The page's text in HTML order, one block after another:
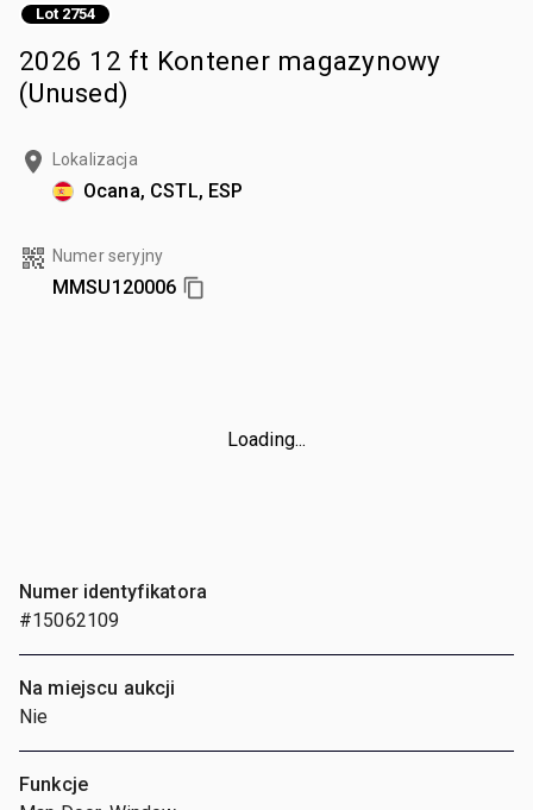
Lot 2754
2026 12 ft Kontener magazynowy
(Unused)
Lokalizacja
Ocana, CSTL, ESP
Numer seryjny
MMSU120006
Loading...
Numer identyfikatora
#15062109
Na miejscu aukcji
Nie
Funkcje